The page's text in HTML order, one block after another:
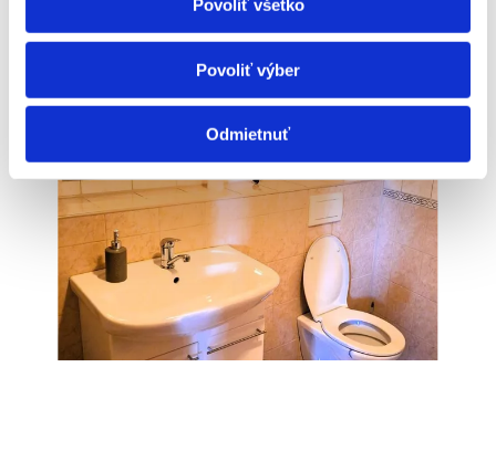
Povoliť všetko
Povoliť výber
Odmietnuť